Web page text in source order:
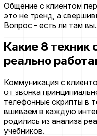
Общение с клиентом
это не тренд, а
Вопрос - есть ли там вы.
Какие 8 техник
реально
Коммуникация с
от звонка
телефонные скрипты в
вшиваем в каждую
родились из анализа
учебников.